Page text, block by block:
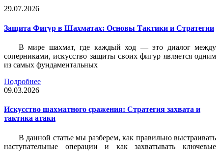
29.07.2026
Защита Фигур в Шахматах: Основы Тактики и Стратегии
В мире шахмат, где каждый ход — это диалог между
соперниками, искусство защиты своих фигур является одним
из самых фундаментальных
Подробнее
09.03.2026
Искусство шахматного сражения: Стратегия захвата и
тактика атаки
В данной статье мы разберем, как правильно выстраивать
наступательные операции и как захватывать ключевые